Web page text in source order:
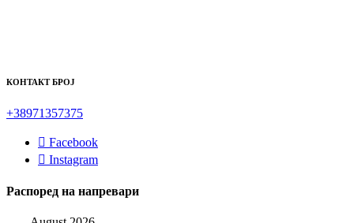
КОНТАКТ БРОЈ
+38971357375
Facebook
Instagram
Распоред на напревари